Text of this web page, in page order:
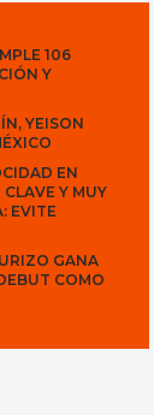
106
Y
YEISON
EN
Y MUY
EVITE
GANA
COMO